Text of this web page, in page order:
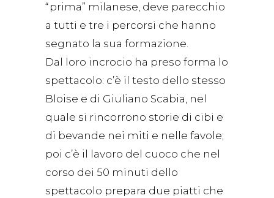
“prima” milanese, deve parecchio
a tutti e tre i percorsi che hanno
segnato la sua formazione.
Dal loro incrocio ha preso forma lo
spettacolo: c’è il testo dello stesso
Bloise e di Giuliano Scabia, nel
quale si rincorrono storie di cibi e
di bevande nei miti e nelle favole;
poi c’è il lavoro del cuoco che nel
corso dei 50 minuti dello
spettacolo prepara due piatti che